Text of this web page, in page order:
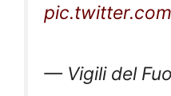
— Vigili del